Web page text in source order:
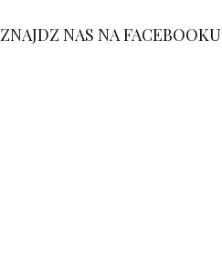
ZNAJDZ NAS NA FACEBOOKU